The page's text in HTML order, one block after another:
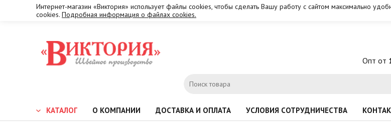
Интернет-магазин «Виктория» использует файлы cookies, чтобы сделать Вашу работу с сайтом максимально
cookies. Подробная информация о файлах cookies.
Опт от
КАТАЛОГ О КОМПАНИИ ДОСТАВКА И ОПЛАТА УСЛОВИЯ СОТРУДНИЧЕСТВА